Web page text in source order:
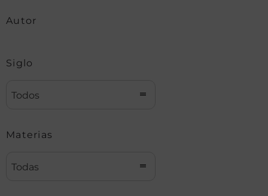
Autor
Siglo
Todos
Materias
Todas